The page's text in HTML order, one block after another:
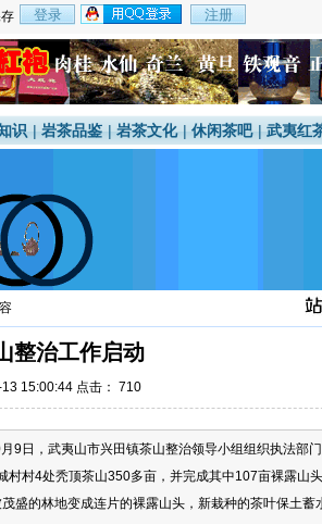
识 |岩茶品鉴 |岩茶文化 |休闲茶吧 |武夷红
整治工作启动
15:00:44 点击： 710
9日，武夷山市兴田镇茶山整治领导小组组织执法部
村村4处秃顶茶山350多亩，并完成其中107亩裸露山头
盛的林地变成连片的裸露山头，新栽种的茶叶保土蓄